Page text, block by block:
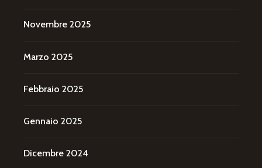
Novembre 2025
Marzo 2025
Febbraio 2025
Gennaio 2025
Dicembre 2024